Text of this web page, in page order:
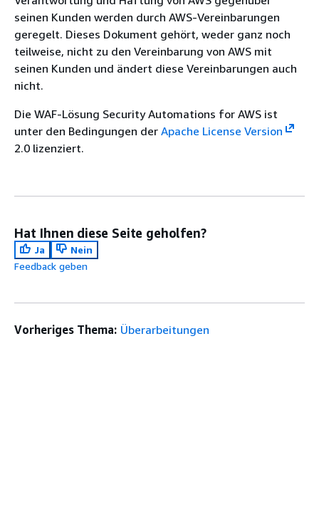
seinen Kunden werden durch AWS-Vereinbarungen
geregelt. Dieses Dokument gehört, weder ganz noch
teilweise, nicht zu den Vereinbarung von AWS mit
seinen Kunden und ändert diese Vereinbarungen auch
nicht.
Die WAF-Lösung Security Automations for AWS ist
unter den Bedingungen der Apache License Version
2.0 lizenziert.
Hat Ihnen diese Seite geholfen?
Ja
Nein
Feedback geben
Vorheriges Thema: Überarbeitungen